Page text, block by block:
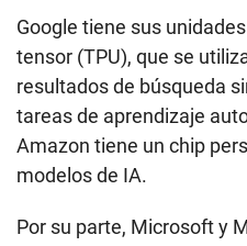
Google tiene sus
tensor (TPU), que se
resultados de búsqueda
tareas de aprendizaje
Amazon tiene un chip
modelos de IA.
Por su parte, Microsoft y